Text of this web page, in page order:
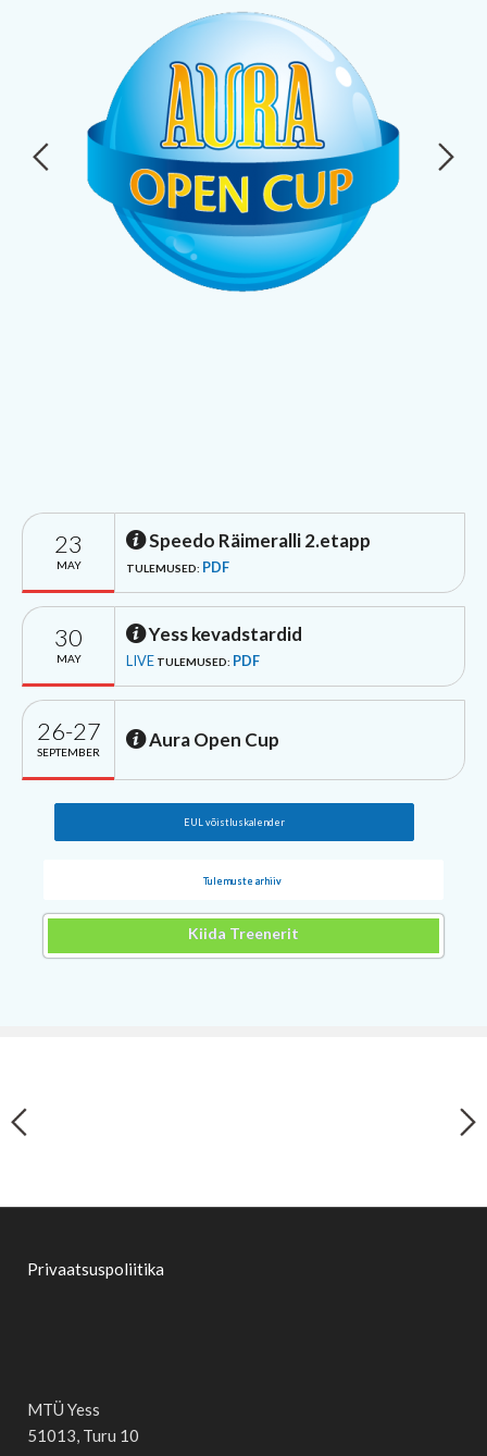
23
MAY
Speedo Räimeralli 2.etapp
TULEMUSED: PDF
30
MAY
Yess kevadstardid
LIVE TULEMUSED: PDF
26-27
SEPTEMBER
Aura Open Cup
EUL võistluskalender
Tulemuste arhiiv
Kiida Treenerit
Privaatsuspoliitika
MTÜ Yess
51013, Turu 10